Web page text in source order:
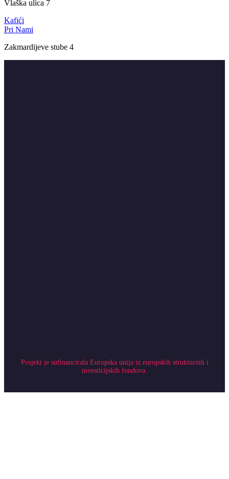
Vlaška ulica 7
Kafići
Pri Nami
Zakmardijeve stube 4
Projekt je sufinancirala Europska unija iz europskih strukturnih i
investicijskih fondova.